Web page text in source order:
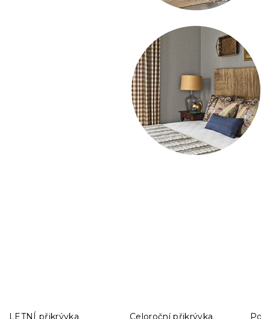
LETNÍ přikrývka
Celoroční přikrývka